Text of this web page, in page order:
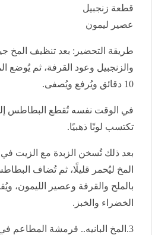
قطعة زنجبيل
عصير ليمون
طريقة التحضير: بعد تنظيف المخ
والزنجبيل وعود القرفة، ثم يُوضع
10 دقائق ويُرفع ويُصفى.
في الوقت نفسه تُقطع البطاطس
تكتسب لونًا ذهبيًا.
بعد ذلك تُسخن الزبدة مع الزيت
المخ ليُحمر قليلًا، ثم تُضاف
بالملح والقرفة وعصير الليمون،
الخضراء والخبز.
3.المخ البانيه.. قرمشة المطاعم في المنزل